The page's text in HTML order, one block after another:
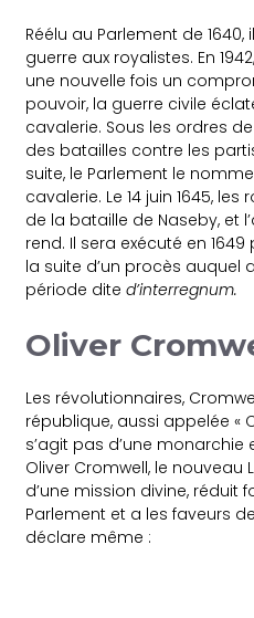
Réélu au Parlement de
guerre aux royalistes. En
une nouvelle fois un
pouvoir, la guerre civile
cavalerie. Sous les ordres
des batailles contre les
suite, le Parlement le
cavalerie. Le 14 juin 1645,
de la bataille de Naseby, et
rend. Il sera exécuté en
la suite d’un procès auquel
période dited’interregnum.
Oliver
Les révolutionnaires,
république, aussi appelée «
s’agit pas d’une monarchie
Oliver Cromwell, le nouveau
d’une mission divine, réduit
Parlement et a les faveurs
déclare même :